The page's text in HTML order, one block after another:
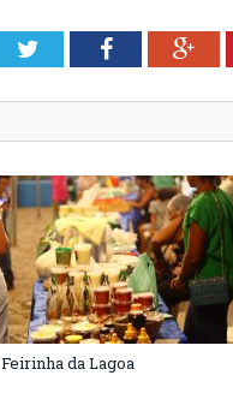
TwitterFacebook
Feirinha da Lagoa